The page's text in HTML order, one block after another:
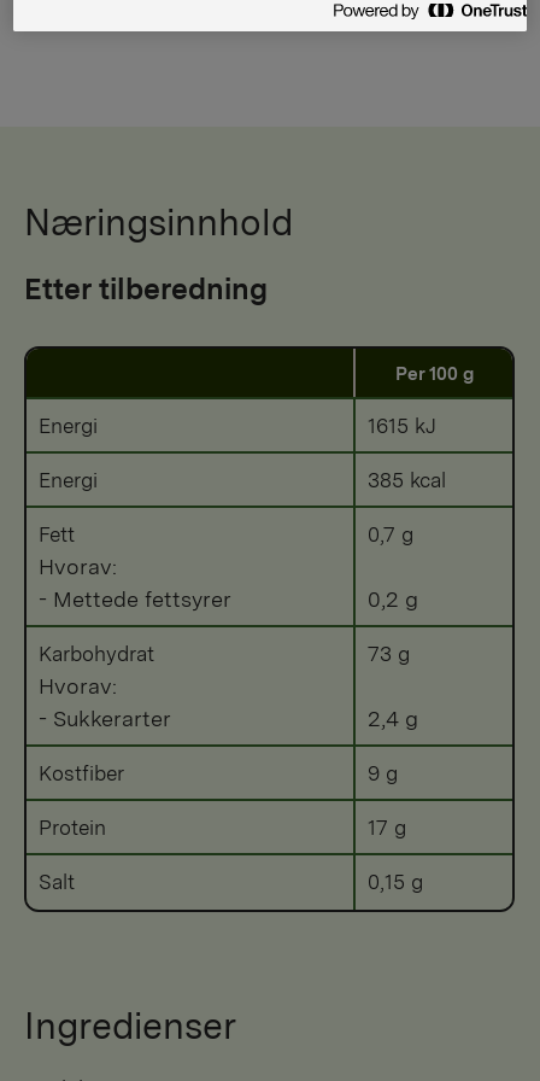
Næringsinnhold
Etter tilberedning
Per 100 g
Energi 1615 kJ
Energi 385 kcal
Fett
Hvorav:
- Mettede fettsyrer
0,7 g
0,2 g
Karbohydrat
Hvorav:
- Sukkerarter
73 g
2,4 g
Kostfiber 9 g
Protein 17 g
Salt 0,15 g
Ingredienser